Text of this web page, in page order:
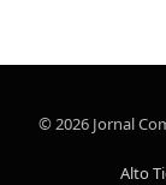
© 2026 Jornal
Alto